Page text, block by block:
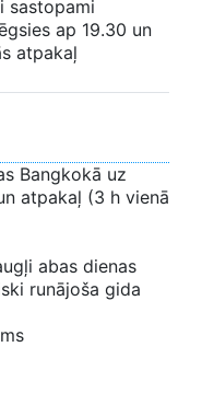
sastopami
ap 19.30 un
atpakaļ
Bangkokā uz
atpakaļ (3 h vienā
abas dienas
runājoša gida